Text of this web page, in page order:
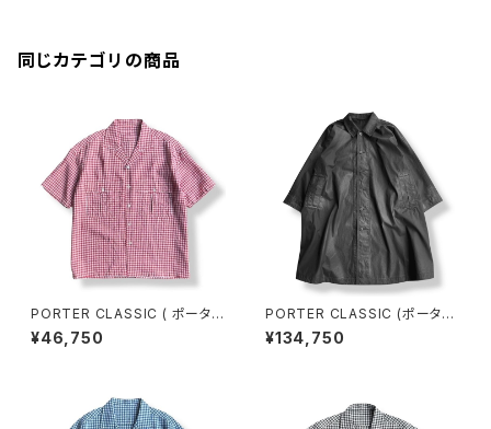
同じカテゴリの商品
PORTER CLASSIC ( ポーター
クラシック ) KEROUAC LINEN
GINGHAM CHECK SHIRT R
全国送料無料
¥46,750
PORTER CLASSIC (ポーター
クラシック) CINCINNATI SWI
NG COAT-BLACK- シンシナ
¥134,750